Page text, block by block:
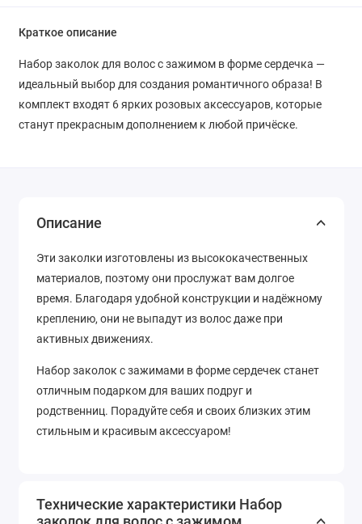
Краткое описание
Набор заколок для волос с зажимом в форме сердечка —
идеальный выбор для создания романтичного образа! В
комплект входят 6 ярких розовых аксессуаров, которые
станут прекрасным дополнением к любой причёске.
Описание
Эти заколки изготовлены из высококачественных
материалов, поэтому они прослужат вам долгое
время. Благодаря удобной конструкции и надёжному
креплению, они не выпадут из волос даже при
активных движениях.
Набор заколок с зажимами в форме сердечек станет
отличным подарком для ваших подруг и
родственниц. Порадуйте себя и своих близких этим
стильным и красивым аксессуаром!
Технические характеристики Набор